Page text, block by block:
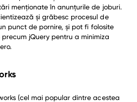
menționate în anunțurile de joburi.
și grăbesc procesul de
punct de pornire, și pot fi folosite
jQuery pentru a minimiza
(cel mai popular dintre acestea